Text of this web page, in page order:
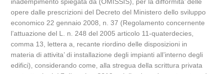
opere dalle prescrizioni del Decreto del Ministero dello sviluppo
economico 22 gennaio 2008, n. 37 (Regolamento concernente
l’attuazione del L. n. 248 del 2005 articolo 11-quaterdecies,
comma 13, lettera a, recante riordino delle disposizioni in
materia di attivita’ di installazione degli impianti all’interno degli
edifici), considerando come, alla stregua della scrittura privata